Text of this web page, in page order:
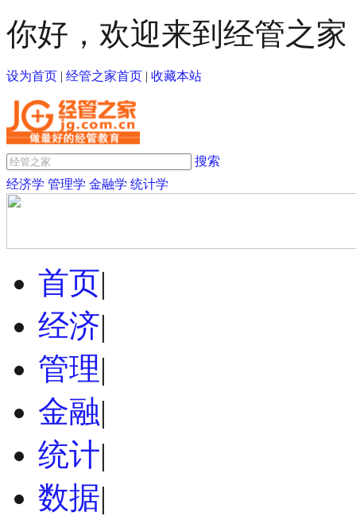
你好，欢迎来到经管之家
设为首页 | 经管之家首页 | 收藏本站
搜索
经济学 管理学 金融学 统计学
首页|
经济|
管理|
金融|
统计|
数据|